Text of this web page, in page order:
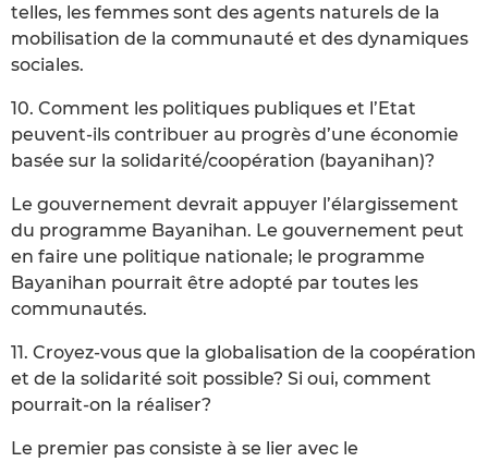
telles, les femmes sont des agents naturels de la
mobilisation de la communauté et des dynamiques
sociales.
10. Comment les politiques publiques et l’Etat
peuvent-ils contribuer au progrès d’une économie
basée sur la solidarité/coopération (bayanihan)?
Le gouvernement devrait appuyer l’élargissement
du programme Bayanihan. Le gouvernement peut
en faire une politique nationale; le programme
Bayanihan pourrait être adopté par toutes les
communautés.
11. Croyez-vous que la globalisation de la coopération
et de la solidarité soit possible? Si oui, comment
pourrait-on la réaliser?
Le premier pas consiste à se lier avec le